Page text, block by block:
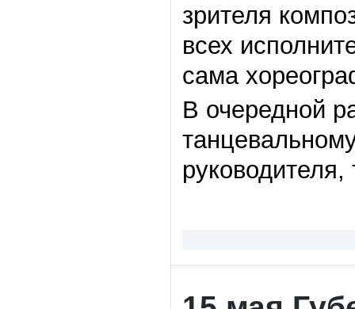
зрителя
всех
сама
В очередной